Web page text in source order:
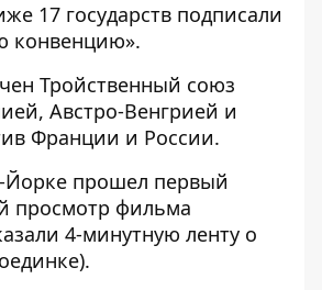
17 государств подписали
конвенцию».
Тройственный союз
Австро-Венгрией и
Франции и России.
прошел первый
просмотр фильма
4-минутную ленту о